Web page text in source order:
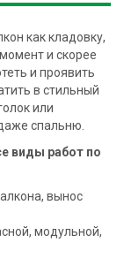
как кладовку,
и скорее
и проявить
в стильный
или
спальню.
виды работ по
вынос
модульной,